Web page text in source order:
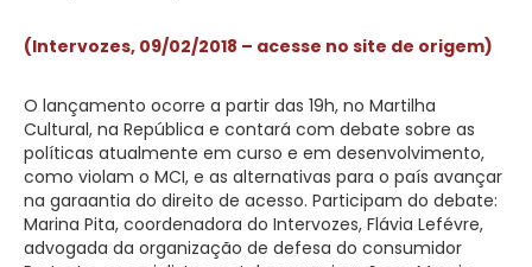
(Intervozes, 09/02/2018 – acesse no site de origem)
O lançamento ocorre a partir das 19h, no Martilha
Cultural, na República e contará com debate sobre as
políticas atualmente em curso e em desenvolvimento,
como violam o MCI, e as alternativas para o país avançar
na garaantia do direito de acesso. Participam do debate:
Marina Pita, coordenadora do Intervozes, Flávia Lefévre,
advogada da organização de defesa do consumidor